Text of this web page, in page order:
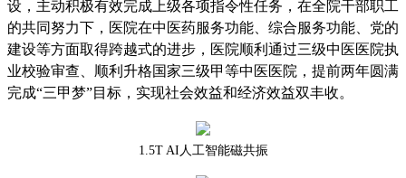
设，主动积极有效完成上级各项指令性任务，在全院干部职工
的共同努力下，医院在中医药服务功能、综合服务功能、党的
建设等方面取得跨越式的进步，医院顺利通过三级中医医院执
业校验审查、顺利升格国家三级甲等中医医院，提前两年圆满
完成“三甲梦”目标，实现社会效益和经济效益双丰收。
1.5T AI人工智能磁共振